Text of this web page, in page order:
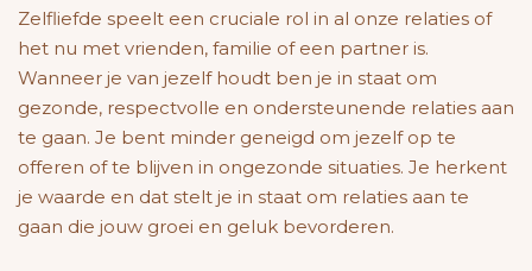
Zelfliefde speelt een cruciale rol in al onze relaties of
het nu met vrienden, familie of een partner is.
Wanneer je van jezelf houdt ben je in staat om
gezonde, respectvolle en ondersteunende relaties aan
te gaan. Je bent minder geneigd om jezelf op te
offeren of te blijven in ongezonde situaties. Je herkent
je waarde en dat stelt je in staat om relaties aan te
gaan die jouw groei en geluk bevorderen.